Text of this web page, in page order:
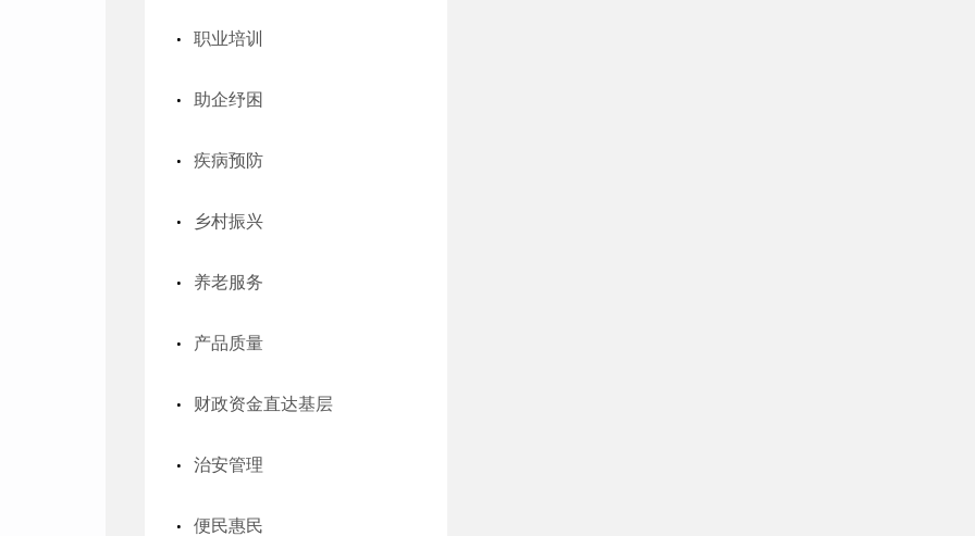
职业培训
助企纾困
疾病预防
乡村振兴
养老服务
产品质量
财政资金直达基层
治安管理
便民惠民